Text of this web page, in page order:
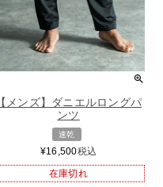
【メンズ】ダニエルロングパ
ンツ
速乾
¥16,500税込
在庫切れ